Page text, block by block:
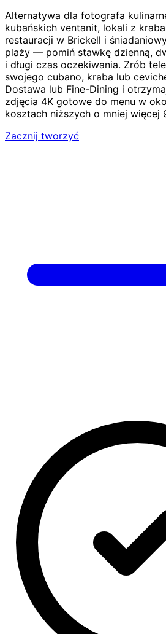
Alternatywa dla fotografa
kubańskich ventanit, lokali z
restauracji w Brickell i
plaży — pomiń stawkę dzienną,
i długi czas oczekiwania. Zrób
swojego cubano, kraba lub
Dostawa lub Fine-Dining i
zdjęcia 4K gotowe do menu w
kosztach niższych o mniej więcej
Zacznij tworzyć